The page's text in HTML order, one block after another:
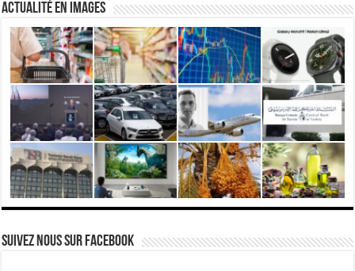
actualité en images
Suivez nous Sur Facebook